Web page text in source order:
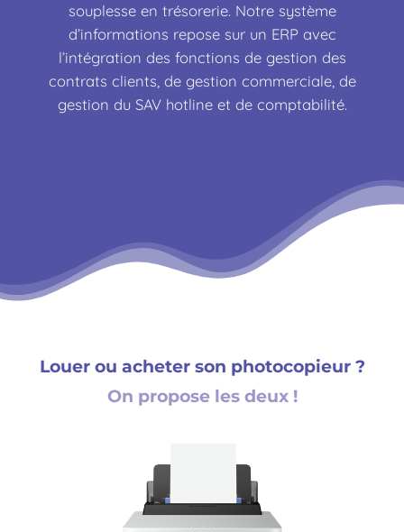
souplesse en trésorerie. Notre système
d’informations repose sur un ERP avec
l’intégration des fonctions de gestion des
contrats clients, de gestion commerciale, de
gestion du SAV hotline et de comptabilité.
Louer ou acheter son photocopieur ?
On propose les deux !